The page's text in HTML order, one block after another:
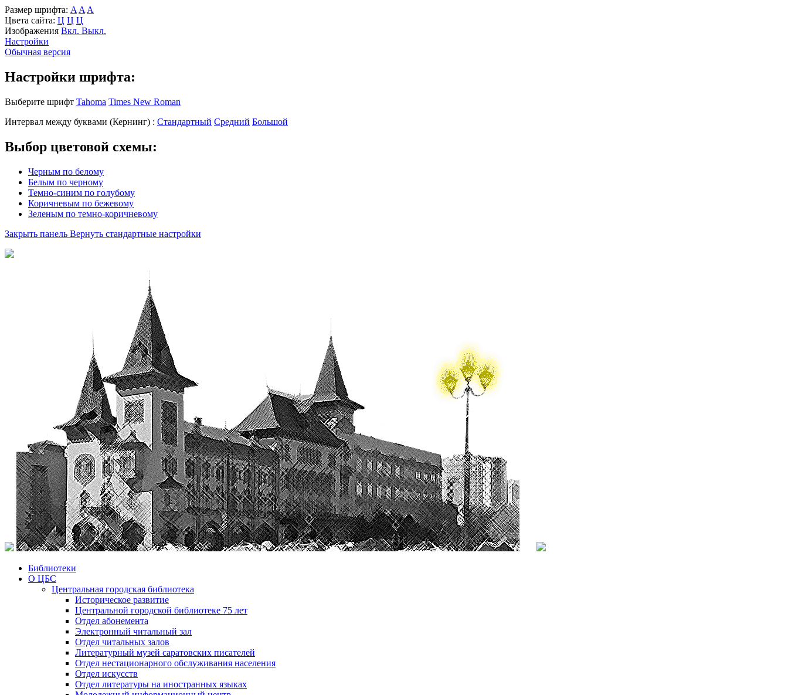
Размер шрифта: A A A
Цвета сайта: Ц Ц Ц
Изображения Вкл. Выкл.
Настройки
Обычная версия
Настройки шрифта:
Выберите шрифт Tahoma Times New Roman
Интервал между буквами (Кернинг) : Стандартный Средний Большой
Выбор цветовой схемы:
Черным по белому
Белым по черному
Темно-синим по голубому
Коричневым по бежевому
Зеленым по темно-коричневому
Закрыть панель Вернуть стандартные настройки
Библиотеки
О ЦБС
Центральная городская библиотека
Историческое развитие
Центральной городской библиотеке 75 лет
Отдел абонемента
Электронный читальный зал
Отдел читальных залов
Литературный музей саратовских писателей
Отдел нестационарного обслуживания населения
Отдел искусств
Отдел литературы на иностранных языках